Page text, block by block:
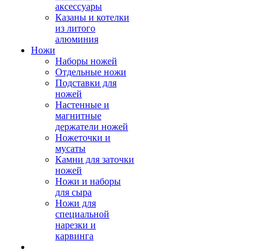
аксессуары
Казаны и котелки
из литого
алюминия
Ножи
Наборы ножей
Отдельные ножи
Подставки для
ножей
Настенные и
магнитные
держатели ножей
Ножеточки и
мусаты
Камни для заточки
ножей
Ножи и наборы
для сыра
Ножи для
специальной
нарезки и
карвинга